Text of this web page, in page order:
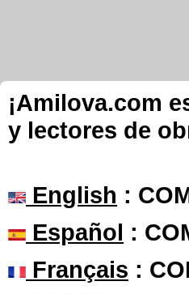
¡Amilova.com
y lectores de
English :
Español :
Français :